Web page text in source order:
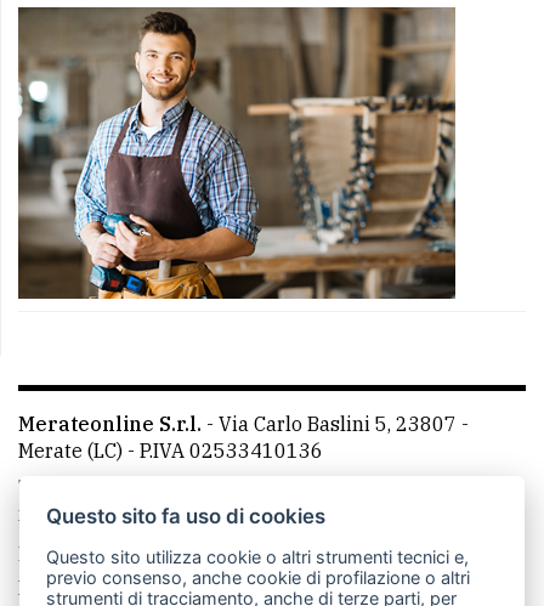
Merateonline S.r.l. - Via Carlo Baslini 5, 23807 -
Merate (LC) - P.IVA 02533410136
Telefono:
mail: redazione@merateonline.it
La redazione
CasateOnline LeccoOnline
RSS
Made by VIP
Questo sito fa uso di cookies
Questo sito utilizza cookie o altri strumenti tecnici e,
previo consenso, anche cookie di profilazione o altri
strumenti di tracciamento, anche di terze parti, per